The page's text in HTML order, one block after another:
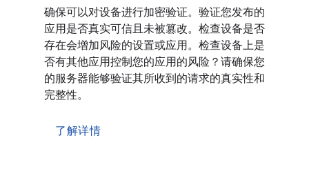
确保可以对设备进行加密验证。验证您发布的
应用是否真实可信且未被篡改。检查设备是否
存在会增加风险的设置或应用。检查设备上是
否有其他应用控制您的应用的风险？请确保您
的服务器能够验证其所收到的请求的真实性和
完整性。
了解详情